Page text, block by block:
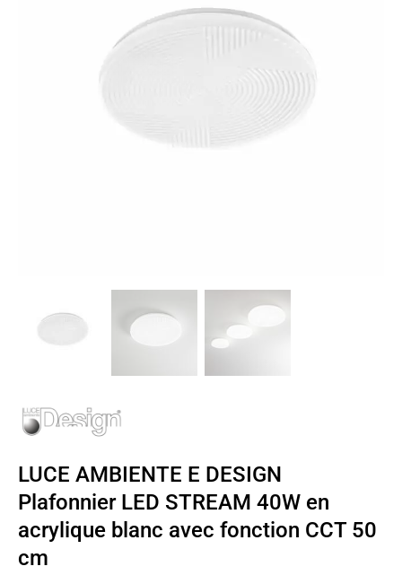
LUCE AMBIENTE E DESIGN
Plafonnier LED STREAM 40W en
acrylique blanc avec fonction CCT 50
cm